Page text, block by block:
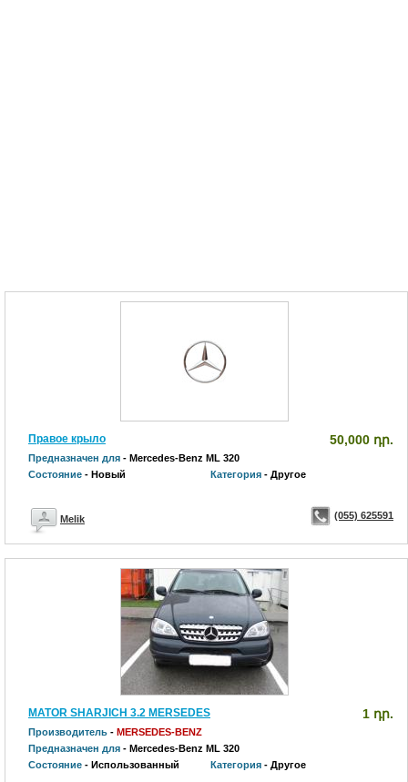
Правое крыло 50,000 դր.
Предназначен для - Mercedes-Benz ML 320
Состояние - Новый Категория - Другое
Melik (055) 625591
MATOR SHARJICH 3.2 MERSEDES 1 դր.
Производитель - MERSEDES-BENZ
Предназначен для - Mercedes-Benz ML 320
Состояние - Использованный Категория - Другое